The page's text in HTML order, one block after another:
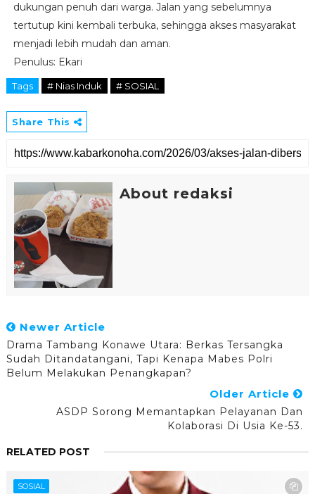
dukungan penuh dari warga. Jalan yang sebelumnya
tertutup kini kembali terbuka, sehingga akses masyarakat
menjadi lebih mudah dan aman.
Penulus: Ekari
Tags # Nias Induk # SOSIAL
Share This
About redaksi
Newer Article
Drama Tambang Konawe Utara: Berkas Tersangka
Sudah Ditandatangani, Tapi Kenapa Mabes Polri
Belum Melakukan Penangkapan?
Older Article
ASDP Sorong Memantapkan Pelayanan Dan
Kolaborasi Di Usia Ke-53.
RELATED POST
SOSIAL